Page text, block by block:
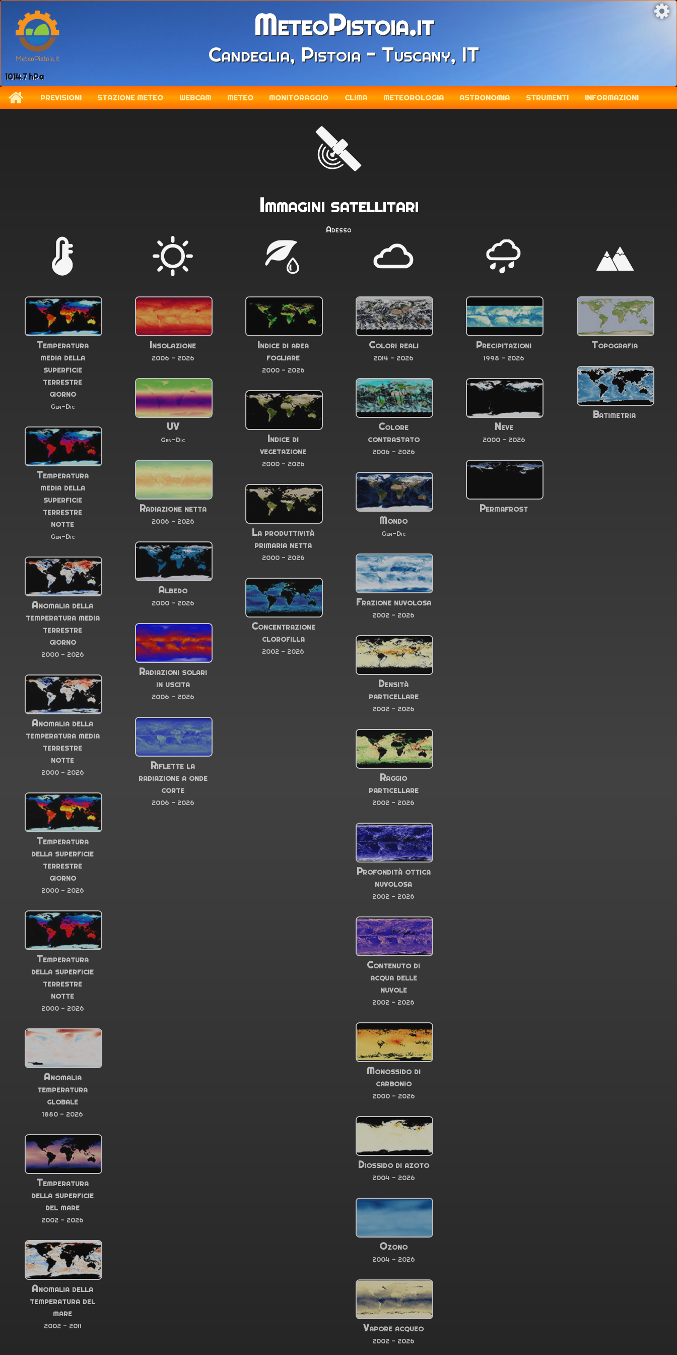
7.5 km/h
MeteoPistoia.it
Candeglia, Pistoia - Tuscany, IT
PREVISIONI STAZIONE METEO WEBCAM METEO MONITORAGGIO CLIMA METEOROLOGIA ASTRONOMIA STRUMENTI INFORMAZIONI
Immagini satellitari
Adesso
Temperatura
media della
superficie
terrestre
giorno
Gen-Dic
Temperatura
media della
superficie
terrestre
notte
Gen-Dic
Anomalia della
temperatura media
terrestre
giorno
2000 - 2026
Anomalia della
temperatura media
terrestre
notte
2000 - 2026
Temperatura
della superficie
terrestre
giorno
2000 - 2026
Temperatura
della superficie
terrestre
notte
2000 - 2026
Anomalia
temperatura
globale
1880 - 2026
Temperatura
della superficie
del mare
2002 - 2026
Anomalia della
temperatura del
mare
2002 - 2011
Insolazione
2006 - 2026
UV
Gen-Dic
Radiazione netta
2006 - 2026
Albedo
2000 - 2026
Radiazioni solari
in uscita
2006 - 2026
Riflette la
radiazione a onde
corte
2006 - 2026
Indice di area
fogliare
2000 - 2026
Indice di
vegetazione
2000 - 2026
La produttività
primaria netta
2000 - 2026
Concentrazione
clorofilla
2002 - 2026
Colori reali
2014 - 2026
Colore
contrastato
2006 - 2026
Mondo
Gen-Dic
Frazione nuvolosa
2002 - 2026
Densità
particellare
2002 - 2026
Raggio
particellare
2002 - 2026
Profondità ottica
nuvolosa
2002 - 2026
Contenuto di
acqua delle
nuvole
2002 - 2026
Monossido di
carbonio
2000 - 2026
Diossido di azoto
2004 - 2026
Ozono
2004 - 2026
Vapore acqueo
2002 - 2026
Precipitazioni
1998 - 2026
Neve
2000 - 2026
Permafrost
Topografia
Batimetria